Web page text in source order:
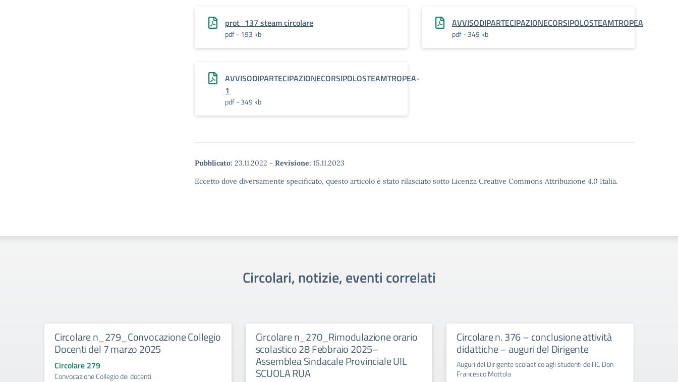
prot_137 steam circolare
pdf - 193 kb
AVVISODIPARTECIPAZIONECORSIPOLOSTEAMTROPEA
pdf - 349 kb
AVVISODIPARTECIPAZIONECORSIPOLOSTEAMTROPEA-
1
pdf - 349 kb
Pubblicato: 23.11.2022 - Revisione: 15.11.2023
Eccetto dove diversamente specificato, questo articolo è stato rilasciato sotto Licenza Creative Commons Attribuzione 4.0 Italia.
Circolari, notizie, eventi correlati
Circolare n_279_Convocazione Collegio
Docenti del 7 marzo 2025
Circolare 279
Convocazione Collegio dei docenti
Circolare n_270_Rimodulazione orario
scolastico 28 Febbraio 2025–
Assemblea Sindacale Provinciale UIL
SCUOLA RUA
Circolare n. 376 – conclusione attività
didattiche – auguri del Dirigente
Auguri del Dirigente scolastico agli studenti dell'IC Don
Francesco Mottola